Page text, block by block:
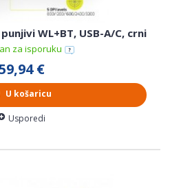
punjivi WL+BT, USB-A/C, crni
za isporuku
€
U košaricu
Usporedi